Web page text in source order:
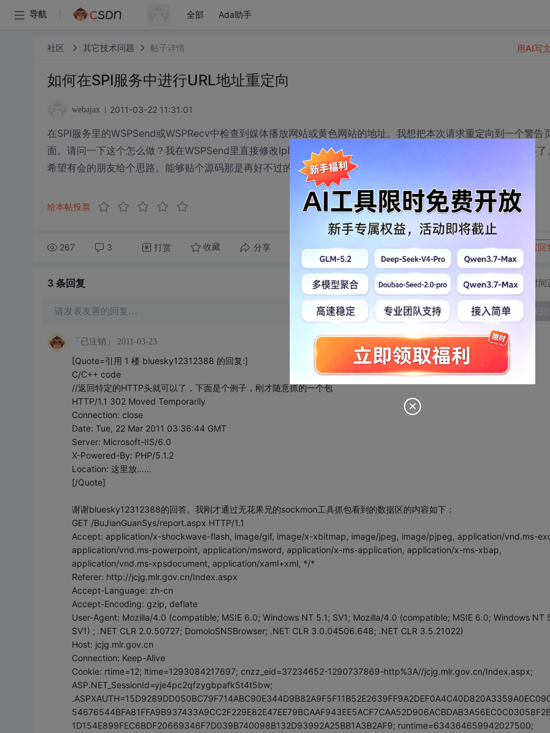
导航 全部 Ada助手
社区 其它技术问题 帖子详情
如何在SPI服务中进行URL地址重定向
webajax 2011-03-22 11:31:01
在SPI服务里的WSPSend或WSPRecv中检查到媒体播放网站或黄色网站的地址。我想把本次请求重定向到一个警告
面。请问一下这个怎么做？我在WSPSend里直接修改lpBuffers里的host还有GET后面的内容替换掉。但是实现不了。
希望有会的朋友给个思路。能够贴个源码那是再好不过的，先谢谢啦
给本帖投票
267 3 打赏 收藏 分享 转发到动态 举报 写回
用AI写
3 条回复 切换为时间
请发表友善的回复…
「已注销」 2011-03-23
[Quote=引用 1 楼 bluesky12312388 的回复:]
C/C++ code
//返回特定的HTTP头就可以了，下面是个例子，刚才随意抓的一个包
HTTP/1.1 302 Moved Temporarily
Connection: close
Date: Tue, 22 Mar 2011 03:36:44 GMT
Server: Microsoft-IIS/6.0
X-Powered-By: PHP/5.1.2
Location: 这里放……
[/Quote]
谢谢bluesky12312388的回答。我刚才通过无花果兄的sockmon工具抓包看到的数据区的内容如下：
GET /BuJianGuanSys/report.aspx HTTP/1.1
Accept: application/x-shockwave-flash, image/gif, image/x-xbitmap, image/jpeg, image/pjpeg, application/vnd.ms-
application/vnd.ms-powerpoint, application/msword, application/x-ms-application, application/x-ms-xbap,
application/vnd.ms-xpsdocument, application/xaml+xml, */*
Referer: http://jcjg.mlr.gov.cn/Index.aspx
Accept-Language: zh-cn
Accept-Encoding: gzip, deflate
User-Agent: Mozilla/4.0 (compatible; MSIE 6.0; Windows NT 5.1; SV1; Mozilla/4.0 (compatible; MSIE 6.0; Windows NT
SV1) ; .NET CLR 2.0.50727; DomoloSNSBrowser; .NET CLR 3.0.04506.648; .NET CLR 3.5.21022)
Host: jcjg.mlr.gov.cn
Connection: Keep-Alive
Cookie: rtime=12; ltime=1293084217697; cnzz_eid=37234652-1290737869-http%3A//jcjg.mlr.gov.cn/Index.aspx;
ASP.NET_SessionId=yje4pc2qfzygbpafk5t4t5bw;
1D154E899FEC6BDF20669346F7D039B740098B132D93992A25BB1A3B2AF9; runtime=634364659942027500;